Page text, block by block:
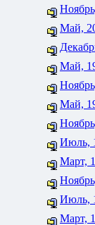
Май,
Май,
Май,
Июль,
Март,
Июль,
Март,